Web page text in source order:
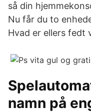
så din
Nu får du to
Hvad er ellers fedt
namn på